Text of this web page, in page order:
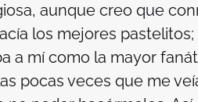
aunque creo que
los mejores
a mí como la mayor
pocas veces que me